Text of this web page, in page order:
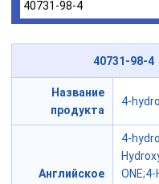
40731-98-
Название
продукта
4-
Английское
4-
ONE;4-